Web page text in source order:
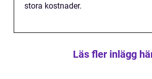
stora kostnader.
Läs fler inlägg